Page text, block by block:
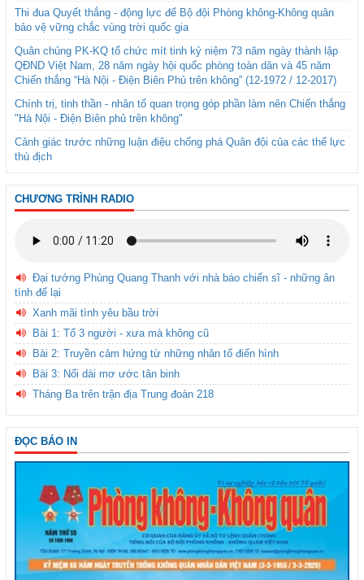
Thi đua Quyết thắng - động lực để Bộ đội Phòng không-Không quân
bảo vệ vững chắc vùng trời quốc gia
Quân chủng PK-KQ tổ chức mít tinh kỷ niệm 73 năm ngày thành lập
QĐND Việt Nam, 28 năm ngày hội quốc phòng toàn dân và 45 năm
Chiến thắng “Hà Nội - Điện Biên Phủ trên không” (12-1972 / 12-2017)
Chính trị, tinh thần - nhân tố quan trọng góp phần làm nên Chiến thắng
"Hà Nội - Điện Biên phủ trên không"
Cảnh giác trước những luận điệu chống phá Quân đội của các thế lực
thù địch
CHƯƠNG TRÌNH RADIO
Đại tướng Phùng Quang Thanh với nhà báo chiến sĩ - những ân
tình để lại
Xanh mãi tình yêu bầu trời
Bài 1: Tổ 3 người - xưa mà không cũ
Bài 2: Truyền cảm hứng từ những nhân tố điển hình
Bài 3: Nối dài mơ ước tân binh
Tháng Ba trên trận địa Trung đoàn 218
ĐỌC BÁO IN